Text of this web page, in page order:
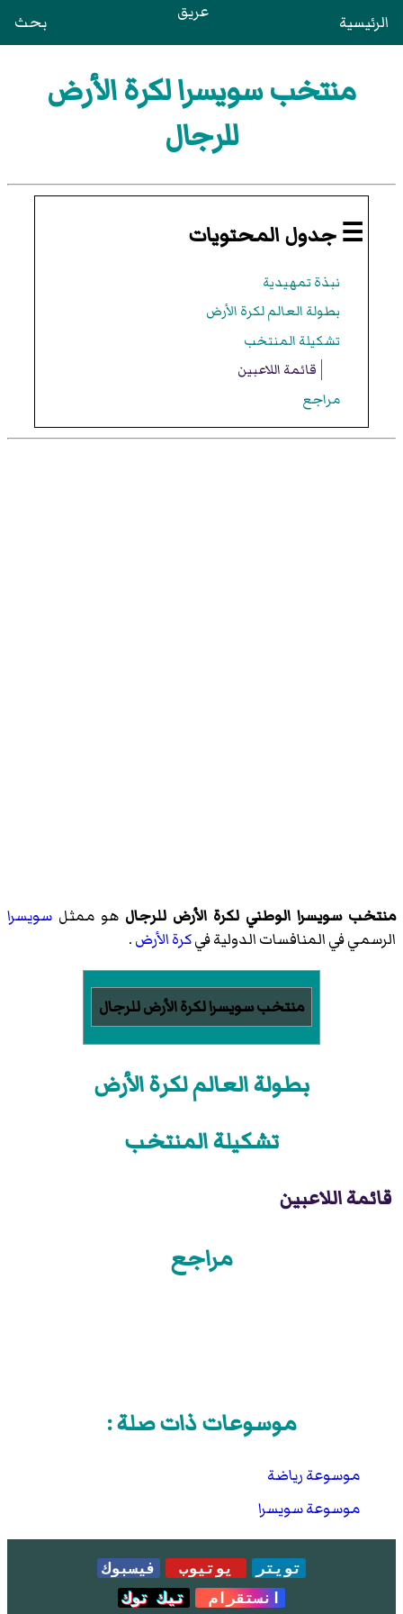
الرئيسية عريق بحث
منتخب سويسرا لكرة الأرض
للرجال
☰ جدول المحتويات
نبذة تمهيدية
بطولة العالم لكرة الأرض
تشكيلة المنتخب
قائمة اللاعبين
مراجع
منتخب سويسرا الوطني لكرة الأرض للرجال هو ممثل سويسرا
الرسمي في المنافسات الدولية فيكرة الأرض.
منتخب سويسرا لكرة الأرض للرجال
بطولة العالم لكرة الأرض
تشكيلة المنتخب
قائمة اللاعبين
مراجع
موسوعات ذات صلة :
موسوعة رياضة
موسوعة سويسرا
تويتر يوتيوب
فيسبوك
انستقرام
تيك توك